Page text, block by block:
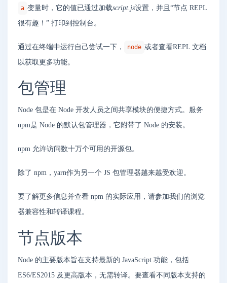
a 变量时，它的值已通过加载script.js设置，并且“节点 REPL
很有趣！” 打印到控制台。
通过在终端中运行自己尝试一下， node 或者查看REPL 文档
以获取更多功能。
包管理
Node 包是在 Node 开发人员之间共享模块的便捷方式。服务
npm是 Node 的默认包管理器，它附带了 Node 的安装。
npm 允许访问数十万个可用的开源包。
除了 npm，yarn作为另一个 JS 包管理器越来越受欢迎。
要了解更多信息并查看 npm 的实际应用，请参加我们的浏览
器兼容性和转译课程。
节点版本
Node 的主要版本旨在支持最新的 JavaScript 功能，包括
ES6/ES2015 及更高版本，无需转译。要查看不同版本支持的